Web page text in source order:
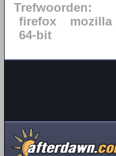
Trefwoorden:
firefox
mozilla
64-bit